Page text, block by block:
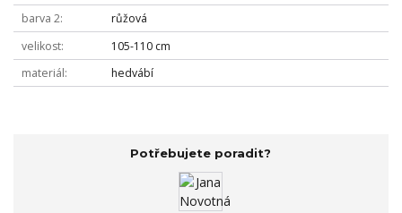
barva 2
růžová
velikost
105-110 cm
materiál
hedvábí
Potřebujete poradit?